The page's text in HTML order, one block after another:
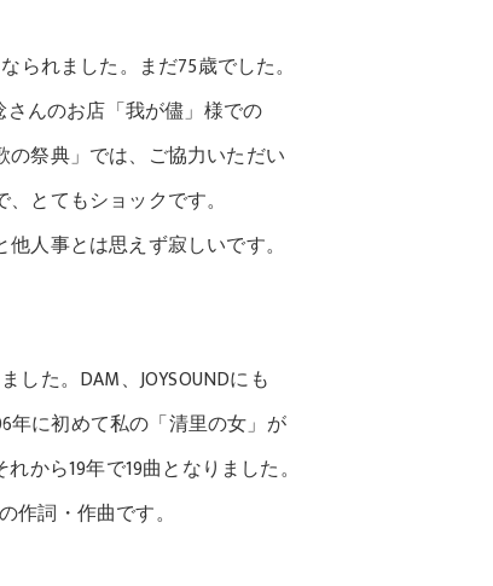
られました。まだ75歳でした。
んのお店「我が儘」様での
祭典」では、ご協力いただい
とてもショックです。
人事とは思えず寂しいです。
た。DAM、JOYSOUNDにも
に初めて私の「清里の女」が
ら19年で19曲となりました。
詞・作曲です。